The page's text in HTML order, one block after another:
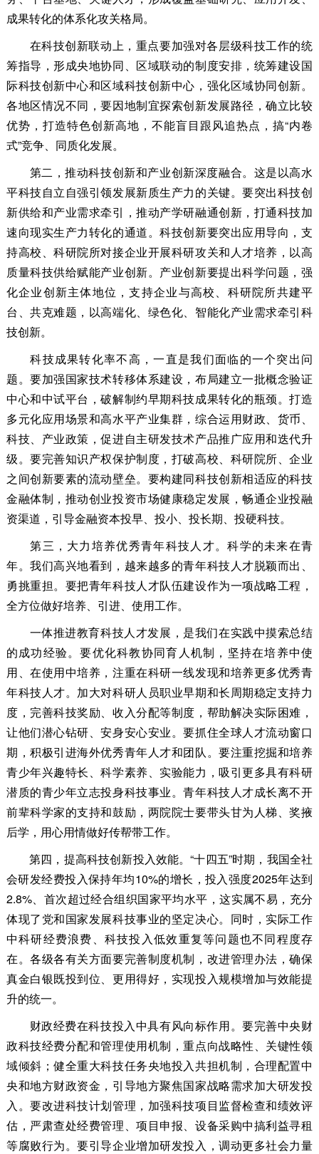
成果转化的体系化攻关格局。
在科技创新联动上，重点要加强对各层级科技工作的统
筹指导，形成央地协同、区域联动的制度安排，统筹建设国
际科技创新中心和区域科技创新中心，强化区域协同创新。
各地区情况不同，要因地制宜探索创新发展路径，确立比较
优势，打造特色创新高地，不能盲目跟风追热点，搞“内卷
式”竞争、同质化发展。
第二，推动科技创新和产业创新深度融合。这是以高水
平科技自立自强引领发展新质生产力的关键。要突出科技创
新供给和产业需求牵引，推动产学研融通创新，打通科技加
速向现实生产力转化的通道。科技创新要突出应用导向，支
持高校、科研院所对接企业开展科研攻关和人才培养，以高
质量科技供给赋能产业创新。产业创新要提出科学问题，强
化企业创新主体地位，支持企业与高校、科研院所共建平
台、共克难题，以高端化、绿色化、智能化产业需求牵引科
技创新。
科技成果转化率不高，一直是我们面临的一个突出问
题。要加强国家技术转移体系建设，布局建立一批概念验证
中心和中试平台，破解制约早期科技成果转化的瓶颈。打造
多元化应用场景和高水平产业集群，综合运用财政、货币、
科技、产业政策，促进自主研发技术产品推广应用和迭代升
级。要完善知识产权保护制度，打破高校、科研院所、企业
之间创新要素的流动壁垒。要构建同科技创新相适应的科技
金融体制，推动创业投资市场健康稳定发展，畅通企业投融
资渠道，引导金融资本投早、投小、投长期、投硬科技。
第三，大力培养优秀青年科技人才。科学的未来在青
年。我们高兴地看到，越来越多的青年科技人才脱颖而出、
勇挑重担。要把青年科技人才队伍建设作为一项战略工程，
全方位做好培养、引进、使用工作。
一体推进教育科技人才发展，是我们在实践中摸索总结
的成功经验。要优化科教协同育人机制，坚持在培养中使
用、在使用中培养，注重在科研一线发现和培养更多优秀青
年科技人才。加大对科研人员职业早期和长周期稳定支持力
度，完善科技奖励、收入分配等制度，帮助解决实际困难，
让他们潜心钻研、安身安心安业。要抓住全球人才流动窗口
期，积极引进海外优秀青年人才和团队。要注重挖掘和培养
青少年兴趣特长、科学素养、实验能力，吸引更多具有科研
潜质的青少年立志投身科技事业。青年科技人才成长离不开
前辈科学家的支持和鼓励，两院院士要带头甘为人梯、奖掖
后学，用心用情做好传帮带工作。
第四，提高科技创新投入效能。“十四五”时期，我国全社
会研发经费投入保持年均10%的增长，投入强度2025年达到
2.8%、首次超过经合组织国家平均水平，这实属不易，充分
体现了党和国家发展科技事业的坚定决心。同时，实际工作
中科研经费浪费、科技投入低效重复等问题也不同程度存
在。各级各有关方面要完善制度机制，改进管理办法，确保
真金白银既投到位、更用得好，实现投入规模增加与效能提
升的统一。
财政经费在科技投入中具有风向标作用。要完善中央财
政科技经费分配和管理使用机制，重点向战略性、关键性领
域倾斜；健全重大科技任务央地投入共担机制，合理配置中
央和地方财政资金，引导地方聚焦国家战略需求加大研发投
入。要改进科技计划管理，加强科技项目监督检查和绩效评
估，严肃查处经费管理、项目申报、设备采购中搞利益寻租
等腐败行为。要引导企业增加研发投入，调动更多社会力量